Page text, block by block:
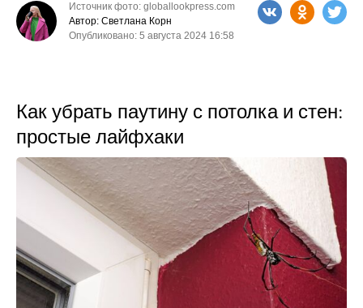
Источник фото: globallookpress.com
Автор: Светлана Корн
Опубликовано: 5 августа 2024 16:58
Как убрать паутину с потолка и стен:
простые лайфхаки